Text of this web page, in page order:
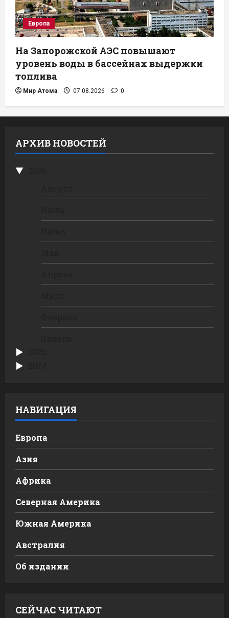
Европа
На Запорожской АЭС повышают
уровень воды в бассейнах выдержки
топлива
Мир Атома 07.08.2026 0
АРХИВ НОВОСТЕЙ
НАВИГАЦИЯ
Европа
Азия
Африка
Северная Америка
Южная Америка
Австралия
Об издании
СЕЙЧАС ЧИТАЮТ